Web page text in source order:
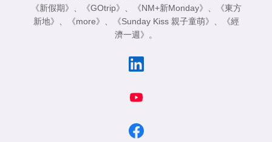
《新假期》
《GOtrip》 《NM+新Monday》
《東方
新地》
《more》 《Sunday Kiss 親子童萌》
《經
濟一週》
。